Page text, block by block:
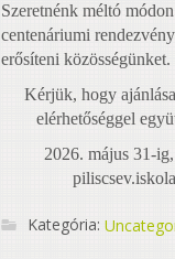
Szeretnénk méltó
centenáriumi
erősíteni közösségünket.
Kérjük, hogy
elérhetőséggel
2026. május 31-
Kategória: